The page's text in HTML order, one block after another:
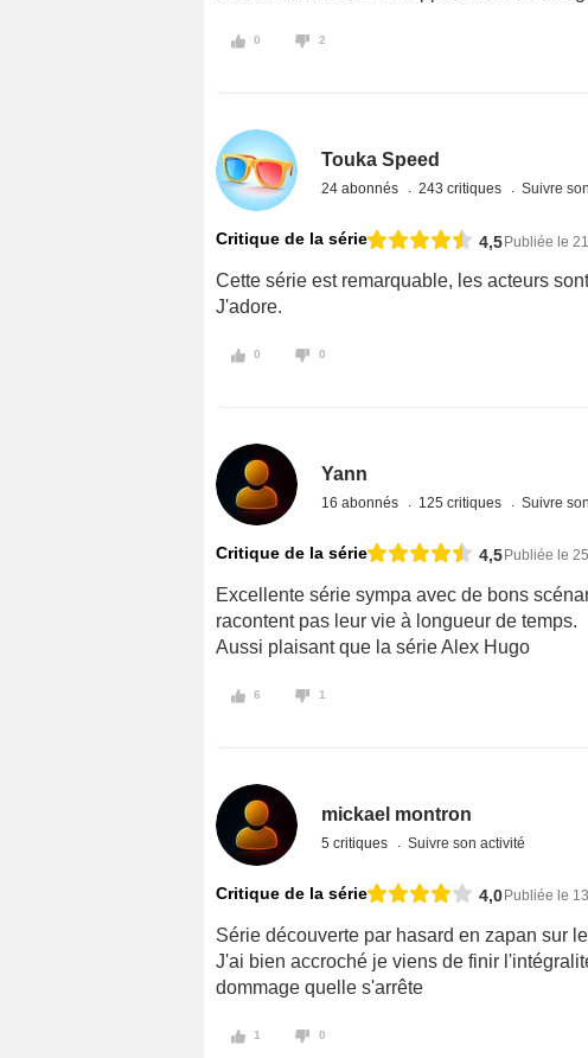
0 2
Touka Speed
24 abonnés 243 critiques Suivre
Critique de la série 4,5Publiée le
Cette série est remarquable, les acteurs
J'adore.
0 0
Yann
16 abonnés 125 critiques Suivre
Critique de la série 4,5 Publiée le
Excellente série sympa avec de bons
racontent pas leur vie à longueur de temps.
Aussi plaisant que la série Alex Hugo
6 1
mickael montron
5 critiques Suivre son activité
Critique de la série 4,0 Publiée le
Série découverte par hasard en zapan sur
J'ai bien accroché je viens de finir
dommage quelle s'arrête
1 0